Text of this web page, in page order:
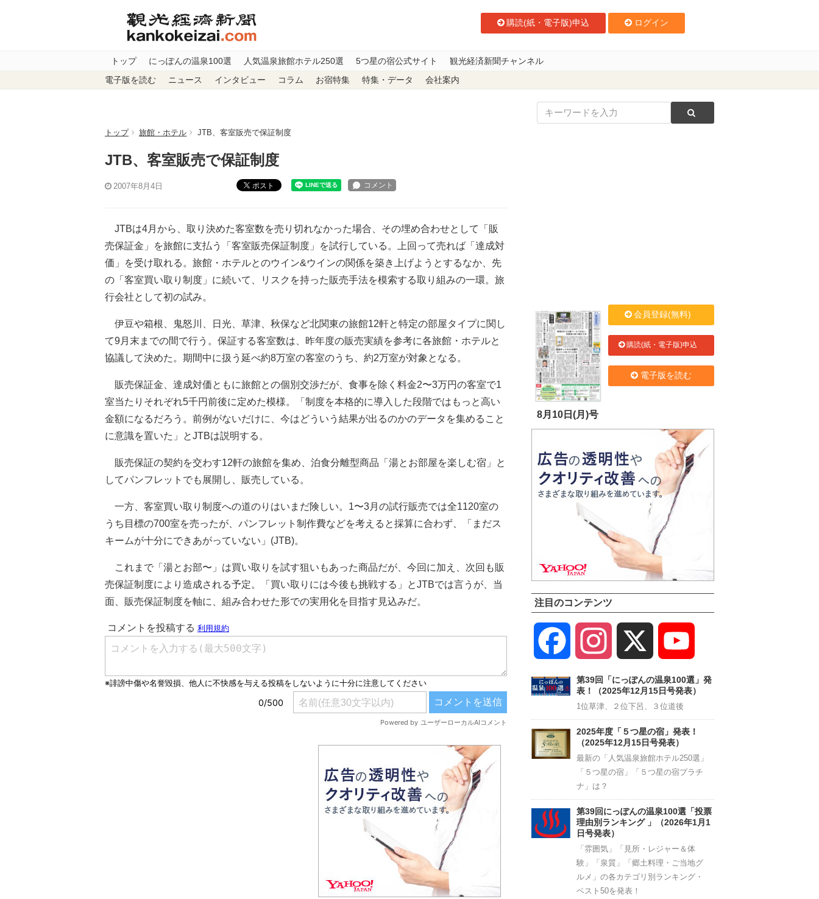
購読(紙・電子版)申込 ログイン
トップ にっぽんの温泉100選 人気温泉旅館ホテル250選 5つ星の宿公式サイト 観光経済新聞チャンネル
電子版を読む ニュース インタビュー コラム お宿特集 特集・データ 会社案内
トップ 旅館・ホテル JTB、客室販売で保証制度
JTB、客室販売で保証制度
2007年8月4日 ポスト
JTBは4月から、取り決めた客室数を売り切れなかった場合、その埋め合わせとして「販
売保証金」を旅館に支払う「客室販売保証制度」を試行している。上回って売れば「達成対
価」を受け取れる。旅館・ホテルとのウイン&ウインの関係を築き上げようとするなか、先
の「客室買い取り制度」に続いて、リスクを持った販売手法を模索する取り組みの一環。旅
行会社として初の試み。
伊豆や箱根、鬼怒川、日光、草津、秋保など北関東の旅館12軒と特定の部屋タイプに関し
て9月末までの間で行う。保証する客室数は、昨年度の販売実績を参考に各旅館・ホテルと
協議して決めた。期間中に扱う延べ約8万室の客室のうち、約2万室が対象となる。
販売保証金、達成対価ともに旅館との個別交渉だが、食事を除く料金2〜3万円の客室で1
室当たりそれぞれ5千円前後に定めた模様。「制度を本格的に導入した段階ではもっと高い
金額になるだろう。前例がないだけに、今はどういう結果が出るのかのデータを集めること
に意識を置いた」とJTBは説明する。
販売保証の契約を交わす12軒の旅館を集め、泊食分離型商品「湯とお部屋を楽しむ宿」と
してパンフレットでも展開し、販売している。
一方、客室買い取り制度への道のりはいまだ険しい。1〜3月の試行販売では全1120室の
うち目標の700室を売ったが、パンフレット制作費などを考えると採算に合わず、「まだス
キームが十分にできあがっていない」(JTB)。
これまで「湯とお部〜」は買い取りを試す狙いもあった商品だが、今回に加え、次回も販
売保証制度により造成される予定。「買い取りには今後も挑戦する」とJTBでは言うが、当
面、販売保証制度を軸に、組み合わせた形での実用化を目指す見込みだ。
8月10日(月)号
会員登録(無料)
購読(紙・電子版)申込
電子版を読む
注目のコンテンツ
Facebook Instagram
Channel
第39回「にっぽんの温泉100選」発
表！（2025年12月15日号発表）
1位草津、２位下呂、３位道後
2025年度「５つ星の宿」発表！
（2025年12月15日号発表）
最新の「人気温泉旅館ホテル250選」
「５つ星の宿」「５つ星の宿プラチ
ナ」は？
第39回にっぽんの温泉100選「投票
理由別ランキング 」（2026年1月1
日号発表）
「雰囲気」「見所・レジャー＆体
験」「泉質」「郷土料理・ご当地グ
ルメ」の各カテゴリ別ランキング・
ベスト50を発表！